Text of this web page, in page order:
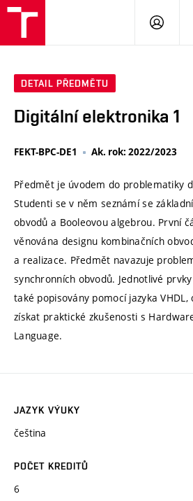
DETAIL PŘEDMĚTU
Digitální elektronika 1
FEKT-BPC-DE1 Ak. rok: 2022/2023
Předmět je úvodem do problematiky
Studenti se v něm seznámí se
obvodů a Booleovou algebrou. První
věnována designu kombinačních
a realizace. Předmět navazuje
synchronních obvodů. Jednotlivé
také popisovány pomocí jazyka
získat praktické zkušenosti s
Language.
JAZYK VÝUKY
čeština
POČET KREDITŮ
6